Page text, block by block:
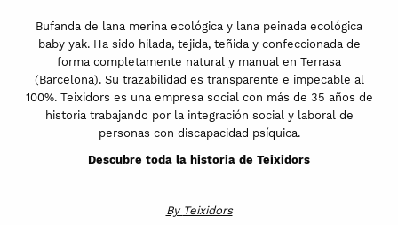
Bufanda de lana merina ecológica y lana peinada ecológica
baby yak. Ha sido hilada, tejida, teñida y confeccionada de
forma completamente natural y manual en Terrasa
(Barcelona). Su trazabilidad es transparente e impecable al
100%. Teixidors es una empresa social con más de 35 años de
historia trabajando por la integración social y laboral de
personas con discapacidad psíquica.
Descubre toda la historia de Teixidors
By Teixidors